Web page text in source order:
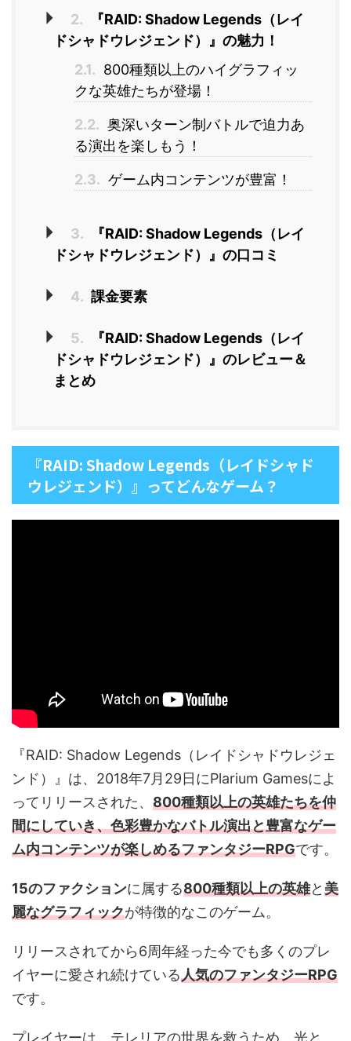
2.
『RAID: Shadow Legends（レイ
ドシャドウレジェンド）』の魅力！
2.1. 800種類以上のハイグラフィッ
クな英雄たちが登場！
2.2. 奥深いターン制バトルで迫力あ
る演出を楽しもう！
2.3. ゲーム内コンテンツが豊富！
3.
『RAID: Shadow Legends（レイ
ドシャドウレジェンド）』の口コミ
4. 課金要素
5.
『RAID: Shadow Legends（レイ
ドシャドウレジェンド）』のレビュー＆
まとめ
『RAID: Shadow Legends（レイドシャド
ウレジェンド）』ってどんなゲーム？
『RAID: Shadow Legends（レイドシャドウレジェ
ンド）』は、2018年7月29日にPlarium Gamesによ
ってリリースされた、 800種類以上の英雄たちを仲
間にしていき、色彩豊かなバトル演出と豊富なゲー
ム内コンテンツが楽しめるファンタジーRPGです。
15のファクションに属する800種類以上の英雄と美
麗なグラフィックが特徴的なこのゲーム。
リリースされてから6周年経った今でも多くのプレ
イヤーに愛され続けている人気のファンタジーRPG
です。
プレイヤーは、テレリアの世界を救うため、光と